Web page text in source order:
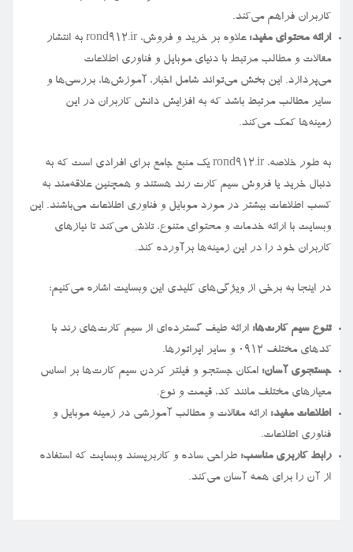
کاربران فراهم می‌کند.
ارائه محتوای مفید:
علاوه بر خرید و فروش، rond912.ir به انتشار
مقالات و مطالب مرتبط با دنیای موبایل و فناوری اطلاعات
می‌پردازد. این بخش می‌تواند شامل اخبار، آموزش‌ها، بررسی‌ها و
سایر مطالب مرتبط باشد که به افزایش دانش کاربران در این
زمینه‌ها کمک می‌کند.
به طور خلاصه، rond912.ir یک منبع جامع برای افرادی است که به
دنبال خرید یا فروش سیم کارت رند هستند و همچنین علاقه‌مند به
کسب اطلاعات بیشتر در مورد موبایل و فناوری اطلاعات می‌باشند. این
وبسایت با ارائه خدمات و محتوای متنوع، تلاش می‌کند تا نیازهای
کاربران خود را در این زمینه‌ها برآورده کند.
در اینجا به برخی از ویژگی‌های کلیدی این وبسایت اشاره می‌کنیم:
تنوع سیم کارت‌ها: ارائه طیف گسترده‌ای از سیم کارت‌های رند با
کدهای مختلف ۰۹۱۲ و سایر اپراتورها.
جستجوی آسان: امکان جستجو و فیلتر کردن سیم کارت‌ها بر اساس
معیارهای مختلف مانند کد، قیمت و نوع.
اطلاعات مفید: ارائه مقالات و مطالب آموزشی در زمینه موبایل و
فناوری اطلاعات.
رابط کاربری مناسب: طراحی ساده و کاربرپسند وبسایت که استفاده
از آن را برای همه آسان می‌کند.